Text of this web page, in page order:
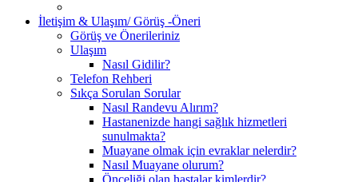
İletişim & Ulaşım/ Görüş -Öneri
Görüş ve Önerileriniz
Ulaşım
Nasıl Gidilir?
Telefon Rehberi
Sıkça Sorulan Sorular
Nasıl Randevu Alırım?
Hastanenizde hangi sağlık hizmetleri
sunulmakta?
Muayane olmak için evraklar nelerdir?
Nasıl Muayane olurum?
Önceliği olan hastalar kimlerdir?